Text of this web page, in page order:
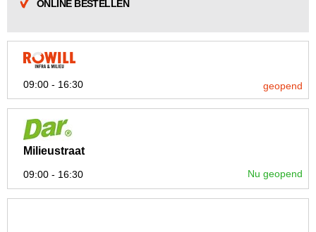
ONLINE BESTELLEN
09:00 - 16:30 geopend
Milieustraat
09:00 - 16:30 Nu geopend